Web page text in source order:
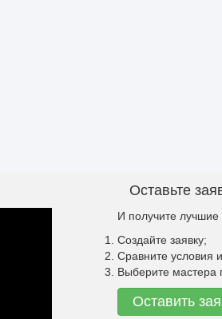
Оставьте
И получите
Создайте заявку;
Сравните условия
Выберите мастера
Оставить